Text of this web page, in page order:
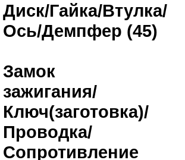
Диск/Гайка/Втулка/
Ось/Демпфер (45)
Замок
зажигания/
Ключ(заготовка)/
Проводка/
Сопротивление